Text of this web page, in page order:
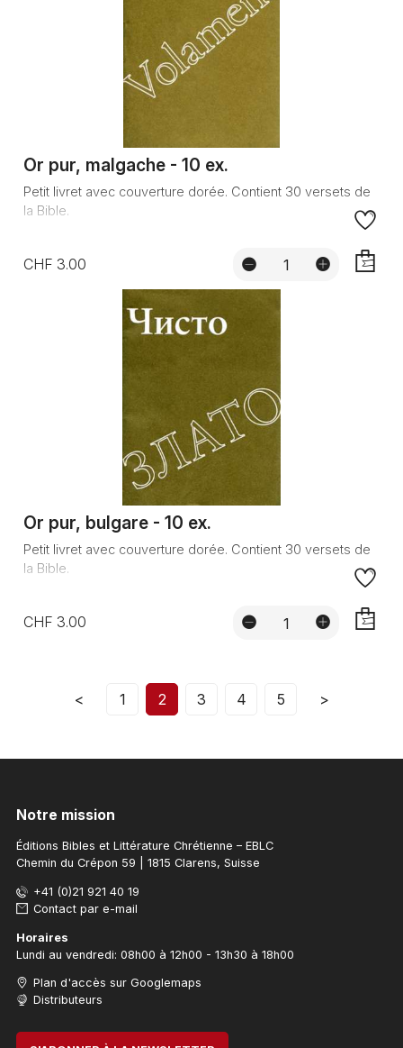
Or pur, malgache - 10 ex.
Petit livret avec couverture dorée. Contient 30 versets de
la Bible.
CHF 3.00
Or pur, bulgare - 10 ex.
Petit livret avec couverture dorée. Contient 30 versets de
la Bible.
CHF 3.00
< 1 2 3 4 5 >
Notre mission
Éditions Bibles et Littérature Chrétienne – EBLC
Chemin du Crépon 59 | 1815 Clarens, Suisse
+41 (0)21 921 40 19
Contact par e-mail
Horaires
Lundi au vendredi: 08h00 à 12h00 - 13h30 à 18h00
Plan d'accès sur Googlemaps
Distributeurs